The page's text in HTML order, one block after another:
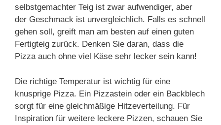
selbstgemachter Teig ist zwar aufwendiger, aber
der Geschmack ist unvergleichlich. Falls es schnell
gehen soll, greift man am besten auf einen guten
Fertigteig zurück. Denken Sie daran, dass die
Pizza auch ohne viel Käse sehr lecker sein kann!
Die richtige Temperatur ist wichtig für eine
knusprige Pizza. Ein Pizzastein oder ein Backblech
sorgt für eine gleichmäßige Hitzeverteilung. Für
Inspiration für weitere leckere Pizzen, schauen Sie